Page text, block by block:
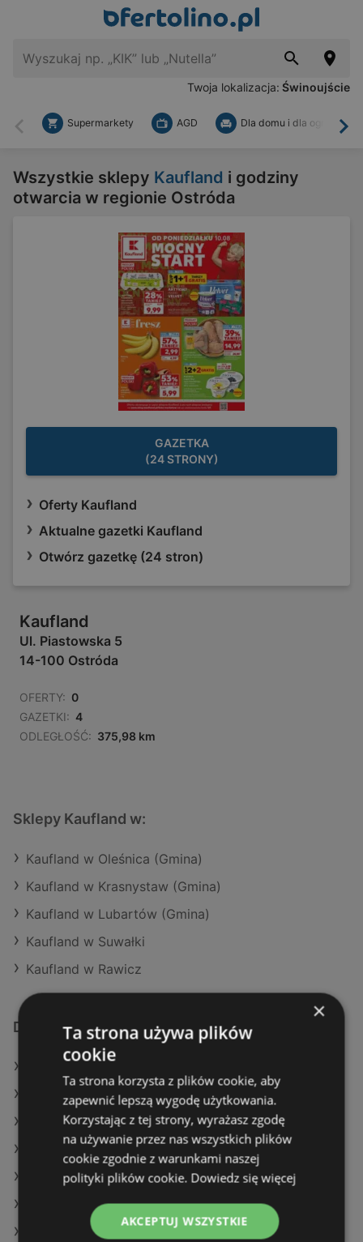
Twoja lokalizacja: Świnoujście
Wstecz
Supermarkety AGD Dla domu i dla ogrodu
Wszystkie sklepy Kaufland i godziny
otwarcia w regionie Ostróda
GAZETKA
(24 STRONY)
Oferty Kaufland
Aktualne gazetki Kaufland
Otwórz gazetkę (24 stron)
Kaufland
Ul. Piastowska 5
14-100 Ostróda
OFERTY: 0
GAZETKI: 4
ODLEGŁOŚĆ: 375,98 km
Sklepy Kaufland w:
Kaufland w Oleśnica (Gmina)
Kaufland w Krasnystaw (Gmina)
Kaufland w Lubartów (Gmina)
Kaufland w Suwałki
Kaufland w Rawicz
Dodatkowe łącza
Oferty Dealz
Oferty E.Leclerc
Aktualne gazetki Auchan
Aktualne gazetki Eurocash
Aktualne gazetki Carrefour
Aktualne gazetki Stokrotka
×
Ta strona używa plików
cookie
Ta strona korzysta z plików cookie, aby
zapewnić lepszą wygodę użytkowania.
Korzystając z tej strony, wyrażasz zgodę
na używanie przez nas wszystkich plików
cookie zgodnie z warunkami naszej
polityki plików cookie. Dowiedz się więcej
AKCEPTUJ WSZYSTKIE